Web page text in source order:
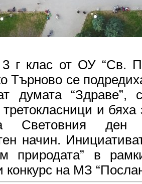
г клас от ОУ “Св.
Търново се
думата
и бяха
Световния
начин.
природата” в
конкурс на МЗ